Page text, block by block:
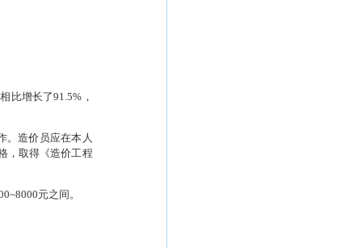
比增长了91.5% ，
。造价员应在本人
，取得《造价工程
元之间。